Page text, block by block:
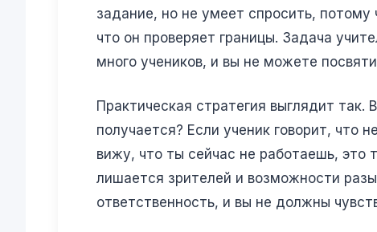
задание, но не умеет спросить,
что он проверяет границы. Задача
много учеников, и вы не можете
Практическая стратегия выглядит
получается? Если ученик говорит, что
вижу, что ты сейчас не работаешь, это
лишается зрителей и возможности
ответственность, и вы не должны